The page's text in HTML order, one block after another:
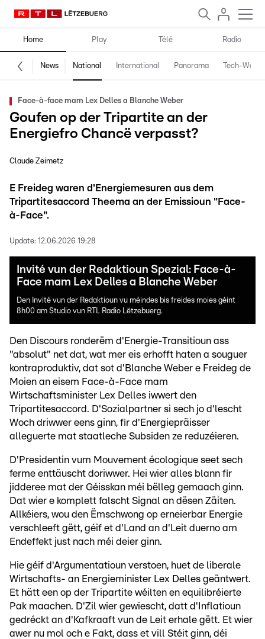
Home Play Télé Radio
News National International Panorama Tech-World
Face-à-face mam Lex Delles a Blanche Weber
Goufen op der Tripartite an der
Energiefro Chancë verpasst?
Claude Zeimetz
E Freideg waren d'Energiemesuren aus dem
Tripartitesaccord Theema an der Emissioun "Face-
à-Face".
Update: 12.06.2026 19:28
Invité vun der Redaktioun Spezial: Face-à-
Face mam Lex Delles a Blanche Weber
Den Invité vun der Redaktioun vu méindes bis freides moies géint
8h00 am Studio vun RTL Radio Lëtzebuerg.
Den Discours ronderëm d'Energie-Transitioun ass
"absolut" net dat, wat mer eis erhofft haten a souguer
kontraproduktiv, dat sot d'Blanche Weber e Freideg de
Moien an eisem Face-à-Face mam
Wirtschaftsminister Lex Delles iwwert den
Tripartitesaccord. D'Sozialpartner si sech jo d'lescht
Woch driwwer eens ginn, fir d'Energiepräisser
alleguerte mat staatleche Subsiden ze reduzéieren.
D'Presidentin vum Mouvement écologique seet sech
ferme enttäuscht doriwwer. Hei wier alles blann fir
jidderee mat der Géisskan méi bëlleg gemaach ginn.
Dat wier e komplett falscht Signal an dësen Zäiten.
Allkéiers, wou den Ëmschwong op erneierbar Energie
verschleeft gëtt, géif et d'Land an d'Leit duerno am
Endeffekt just nach méi deier ginn.
Hie géif d'Argumentatioun verstoen, huet de liberale
Wirtschafts- an Energieminister Lex Delles geäntwert.
Et hätt een op der Tripartite wéilten en equilibréierte
Pak maachen. D'Zil wier gewiescht, datt d'Inflatioun
gedréckt an d'Kafkraaft vun de Leit erhale gëtt. Et wier
awer nu mol och e Fakt, dass et vill Stéit ginn, déi